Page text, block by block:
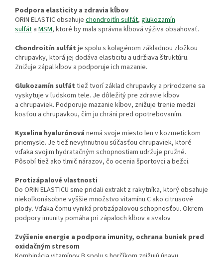
Podpora elasticity a zdravia kĺbov
ORIN ELASTIC obsahuje chondroitín sulfát, glukozamín
sulfát a MSM, ktoré by mala správna kĺbová výživa obsahovať.
Chondroitín sulfát je spolu s kolagénom základnou zložkou
chrupavky, ktorá jej dodáva elasticitu a udržiava štruktúru.
Znižuje zápal kĺbov a podporuje ich mazanie.
Glukozamín sulfát tiež tvorí základ chrupavky a prirodzene sa
vyskytuje v ľudskom tele. Je dôležitý pre zdravie kĺbov
a chrupaviek. Podporuje mazanie kĺbov, znižuje trenie medzi
kosťou a chrupavkou, čím ju chráni pred opotrebovaním.
Kyselina hyalurónová nemá svoje miesto len v kozmetickom
priemysle. Je tiež nevyhnutnou súčasťou chrupaviek, ktoré
vďaka svojim hydratačným schopnostiam udržuje pružné.
Pôsobí tiež ako tlmič nárazov, čo ocenia športovci a bežci.
Protizápalové vlastnosti
Do ORIN ELASTICU sme pridali extrakt z rakytníka, ktorý obsahuje
niekoľkonásobne vyššie množstvo vitamínu C ako citrusové
plody. Vďaka čomu vyniká protizápalovou schopnosťou. Okrem
podpory imunity pomáha pri zápaloch kĺbov a svalov
Zvýšenie energie a podpora imunity, ochrana buniek pred
oxidačným stresom